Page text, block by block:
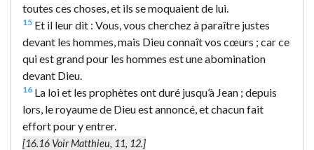
toutes ces choses, et ils se moquaient de lui.
15 Et il leur dit : Vous, vous cherchez à paraître justes
devant les hommes, mais Dieu connaît vos cœurs ; car ce
qui est grand pour les hommes est une abomination
devant Dieu.
16 La loi et les prophètes ont duré jusqu’à Jean ; depuis
lors, le royaume de Dieu est annoncé, et chacun fait
effort pour y entrer.
[16.16 Voir Matthieu, 11, 12.]